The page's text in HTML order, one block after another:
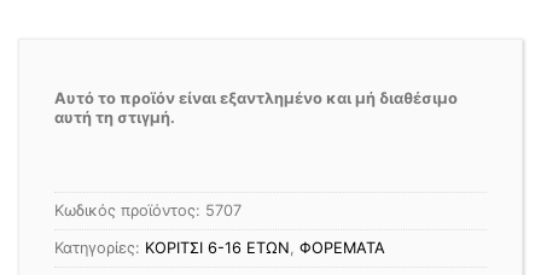
Αυτό το προϊόν είναι εξαντλημένο και μή διαθέσιμο
αυτή τη στιγμή.
Κωδικός προϊόντος: 5707
Κατηγορίες: ΚΟΡΙΤΣΙ 6-16 ΕΤΩΝ, ΦΟΡΕΜΑΤΑ